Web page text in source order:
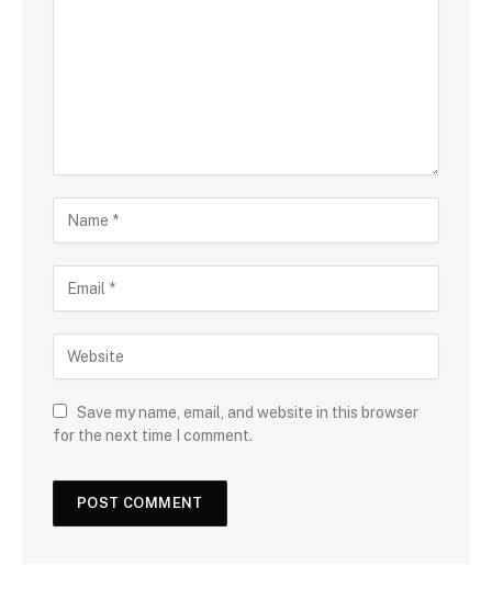
Save my name, email, and website in this browser
for the next time I comment.